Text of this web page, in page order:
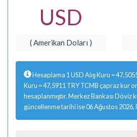
USD
( Amerikan Doları )
Hesaplama 1 USD Alış Kuru =
Kuru = 47,5911 TRY TCMB çapraz kur
hesaplanmıştır. Merkez Bankası Döviz
güncellenme tarihi ise 06 Ağustos 2026,